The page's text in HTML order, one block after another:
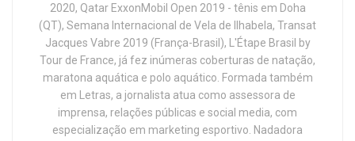
2020, Qatar ExxonMobil Open 2019 - tênis em Doha
(QT), Semana Internacional de Vela de Ilhabela, Transat
Jacques Vabre 2019 (França-Brasil), L'Étape Brasil by
Tour de France, já fez inúmeras coberturas de natação,
maratona aquática e polo aquático. Formada também
em Letras, a jornalista atua como assessora de
imprensa, relações públicas e social media, com
especialização em marketing esportivo. Nadadora